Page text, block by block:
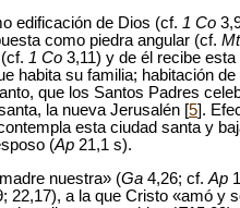
edificación de Dios (cf. 1 Co
como piedra angular (cf. Mt
1 Co 3,11) y de él recibe
habita su familia; habitación
que los Santos Padres
la nueva Jerusalén [5].
esta ciudad santa y
(Ap 21,1 s).
nuestra» (Ga 4,26; cf. Ap
22,17), a la que Cristo «amó y